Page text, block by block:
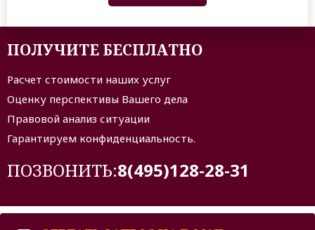
ПОЛУЧИТЕ БЕСПЛАТНО
Расчет стоимости наших услуг
Оценку перспективы Вашего дела
Правовой анализ ситуации
Гарантируем конфиденциальность.
ПОЗВОНИТЬ:8(495)128-28-31